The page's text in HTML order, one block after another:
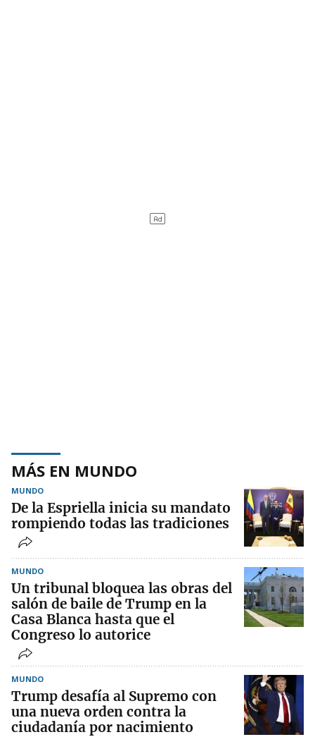
MÁS EN MUNDO
MUNDO
De la Espriella inicia su mandato
rompiendo todas las tradiciones
MUNDO
Un tribunal bloquea las obras del
salón de baile de Trump en la
Casa Blanca hasta que el
Congreso lo autorice
MUNDO
Trump desafía al Supremo con
una nueva orden contra la
ciudadanía por nacimiento